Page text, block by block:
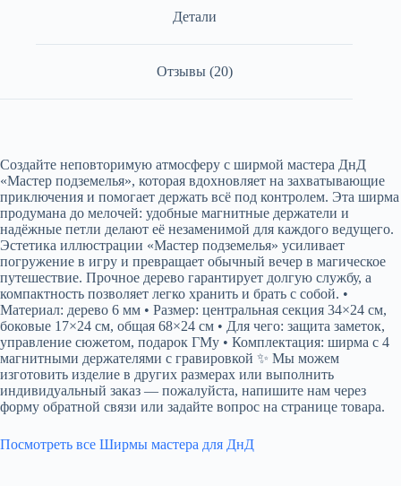
Детали
Отзывы (20)
Создайте неповторимую атмосферу с ширмой мастера ДнД
«Мастер подземелья», которая вдохновляет на захватывающие
приключения и помогает держать всё под контролем. Эта ширма
продумана до мелочей: удобные магнитные держатели и
надёжные петли делают её незаменимой для каждого ведущего.
Эстетика иллюстрации «Мастер подземелья» усиливает
погружение в игру и превращает обычный вечер в магическое
путешествие. Прочное дерево гарантирует долгую службу, а
компактность позволяет легко хранить и брать с собой. •
Материал: дерево 6 мм • Размер: центральная секция 34×24 см,
боковые 17×24 см, общая 68×24 см • Для чего: защита заметок,
управление сюжетом, подарок ГМу • Комплектация: ширма с 4
магнитными держателями с гравировкой ✨ Мы можем
изготовить изделие в других размерах или выполнить
индивидуальный заказ — пожалуйста, напишите нам через
форму обратной связи или задайте вопрос на странице товара.
Посмотреть все Ширмы мастера для ДнД